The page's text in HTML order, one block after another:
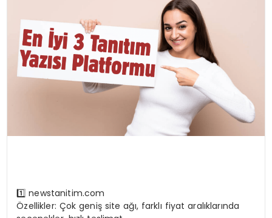
1️⃣ newstanitim.com
Özellikler: Çok geniş site ağı, farklı fiyat aralıklarında